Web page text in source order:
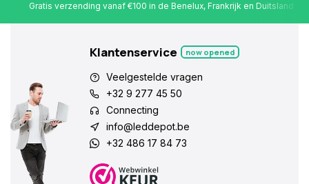
Gratis verzending vanaf €100 in de Benelux, Frankrijk en Duitsland
Klantenservice now opened
Veelgestelde vragen
+32 9 277 45 50
Connecting
info@leddepot.be
+32 486 17 84 73